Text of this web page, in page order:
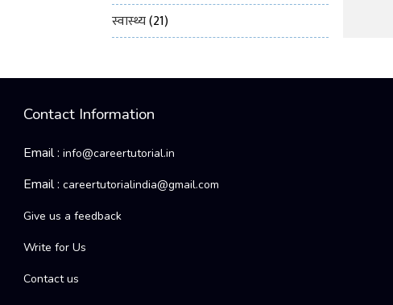
स्वास्थ्य(21)
Contact Information
Email :info@careertutorial.in
Email :careertutorialindia@gmail.com
Give us a feedback
Write for Us
Contact us